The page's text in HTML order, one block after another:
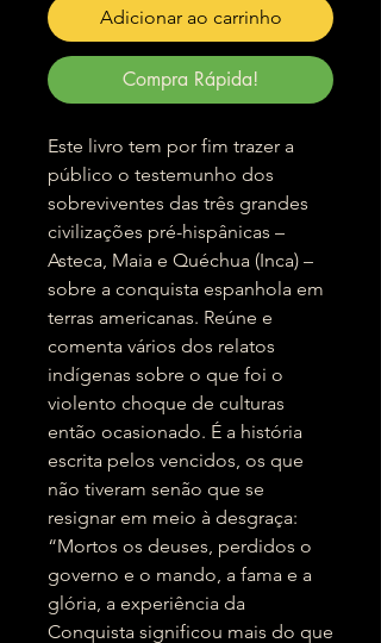
Adicionar ao carrinho
Compra Rápida!
Este livro tem por fim trazer a
público o testemunho dos
sobreviventes das três grandes
civilizações pré-hispânicas –
Asteca, Maia e Quéchua (Inca) –
sobre a conquista espanhola em
terras americanas. Reúne e
comenta vários dos relatos
indígenas sobre o que foi o
violento choque de culturas
então ocasionado. É a história
escrita pelos vencidos, os que
não tiveram senão que se
resignar em meio à desgraça:
“Mortos os deuses, perdidos o
governo e o mando, a fama e a
glória, a experiência da
Conquista significou mais do que